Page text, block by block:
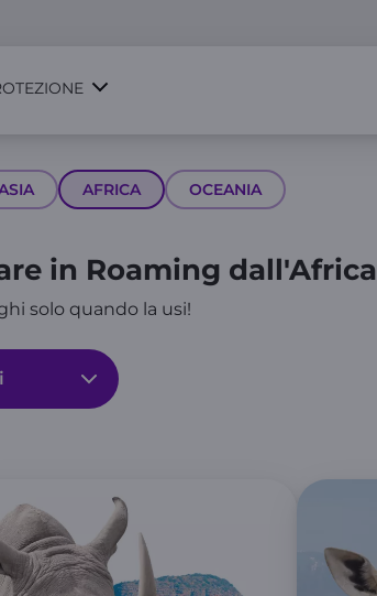
AFRICA OCEANIA
in Roaming dall'Africa
solo quando la usi!